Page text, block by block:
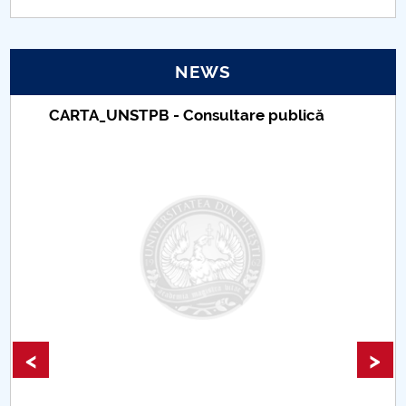
Proiect SU-ETIC
UPIT for the community
IOSUD/CSUD – PhD studies
Comisie de etica unversitară
Evenimente CUP
NEWS
CARTA_UNSTPB - Consultare publică
< >